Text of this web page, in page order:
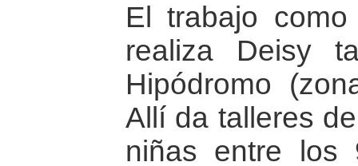
El trabajo
realiza Deisy
Hipódromo
Allí da talleres
niñas entre